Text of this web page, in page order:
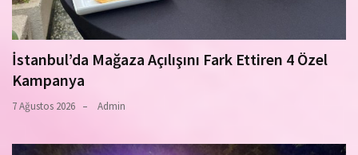
İstanbul’da Mağaza Açılışını Fark Ettiren 4 Özel
Kampanya
7 Ağustos 2026 Admin